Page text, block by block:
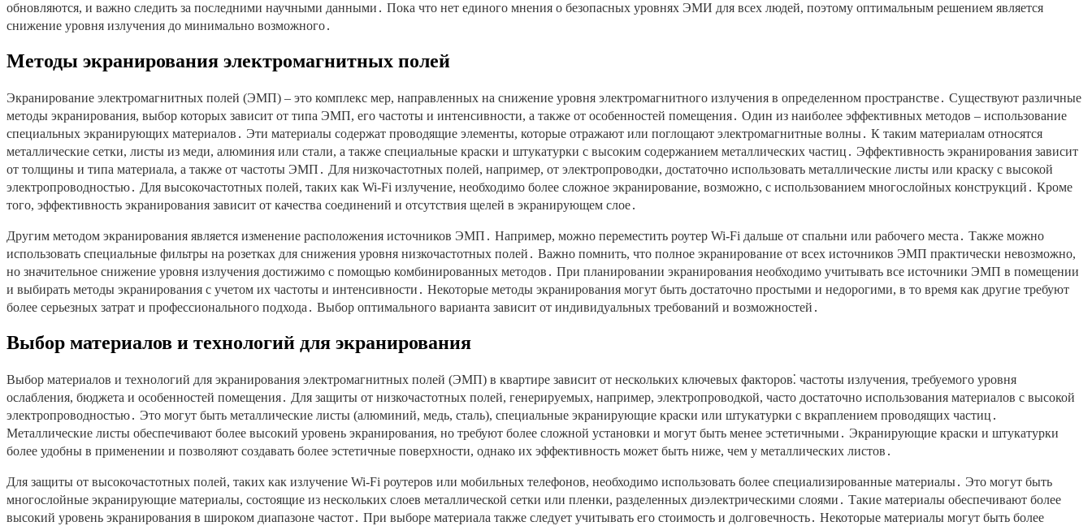
обновляются, и важно следить за последними научными данными․ Пока что нет единого мнения о безопасных уровнях ЭМИ для всех людей, поэтому оптимальным решением является
снижение уровня излучения до минимально возможного․
Методы экранирования электромагнитных полей
Экранирование электромагнитных полей (ЭМП) – это комплекс мер, направленных на снижение уровня электромагнитного излучения в определенном пространстве․ Существуют различные
методы экранирования, выбор которых зависит от типа ЭМП, его частоты и интенсивности, а также от особенностей помещения․ Один из наиболее эффективных методов – использование
специальных экранирующих материалов․ Эти материалы содержат проводящие элементы, которые отражают или поглощают электромагнитные волны․ К таким материалам относятся
металлические сетки, листы из меди, алюминия или стали, а также специальные краски и штукатурки с высоким содержанием металлических частиц․ Эффективность экранирования зависит
от толщины и типа материала, а также от частоты ЭМП․ Для низкочастотных полей, например, от электропроводки, достаточно использовать металлические листы или краску с высокой
электропроводностью․ Для высокочастотных полей, таких как Wi-Fi излучение, необходимо более сложное экранирование, возможно, с использованием многослойных конструкций․ Кроме
того, эффективность экранирования зависит от качества соединений и отсутствия щелей в экранирующем слое․
Другим методом экранирования является изменение расположения источников ЭМП․ Например, можно переместить роутер Wi-Fi дальше от спальни или рабочего места․ Также можно
использовать специальные фильтры на розетках для снижения уровня низкочастотных полей․ Важно помнить, что полное экранирование от всех источников ЭМП практически невозможно,
но значительное снижение уровня излучения достижимо с помощью комбинированных методов․ При планировании экранирования необходимо учитывать все источники ЭМП в помещении
и выбирать методы экранирования с учетом их частоты и интенсивности․ Некоторые методы экранирования могут быть достаточно простыми и недорогими, в то время как другие требуют
более серьезных затрат и профессионального подхода․ Выбор оптимального варианта зависит от индивидуальных требований и возможностей․
Выбор материалов и технологий для экранирования
Выбор материалов и технологий для экранирования электромагнитных полей (ЭМП) в квартире зависит от нескольких ключевых факторов⁚ частоты излучения, требуемого уровня
ослабления, бюджета и особенностей помещения․ Для защиты от низкочастотных полей, генерируемых, например, электропроводкой, часто достаточно использования материалов с высокой
электропроводностью․ Это могут быть металлические листы (алюминий, медь, сталь), специальные экранирующие краски или штукатурки с вкраплением проводящих частиц․
Металлические листы обеспечивают более высокий уровень экранирования, но требуют более сложной установки и могут быть менее эстетичными․ Экранирующие краски и штукатурки
более удобны в применении и позволяют создавать более эстетичные поверхности, однако их эффективность может быть ниже, чем у металлических листов․
Для защиты от высокочастотных полей, таких как излучение Wi-Fi роутеров или мобильных телефонов, необходимо использовать более специализированные материалы․ Это могут быть
многослойные экранирующие материалы, состоящие из нескольких слоев металлической сетки или пленки, разделенных диэлектрическими слоями․ Такие материалы обеспечивают более
высокий уровень экранирования в широком диапазоне частот․ При выборе материала также следует учитывать его стоимость и долговечность․ Некоторые материалы могут быть более